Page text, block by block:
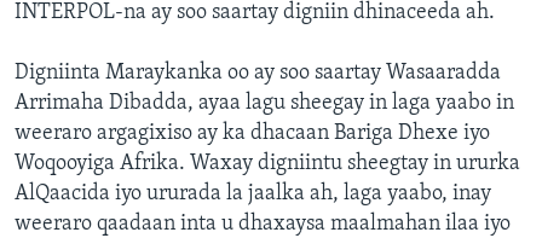
INTERPOL-na ay soo saartay digniin dhinaceeda ah.
Digniinta Maraykanka oo ay soo saartay Wasaaradda
Arrimaha Dibadda, ayaa lagu sheegay in laga yaabo in
weeraro argagixiso ay ka dhacaan Bariga Dhexe iyo
Woqooyiga Afrika. Waxay digniintu sheegtay in ururka
AlQaacida iyo ururada la jaalka ah, laga yaabo, inay
weeraro qaadaan inta u dhaxaysa maalmahan ilaa iyo